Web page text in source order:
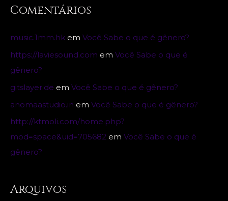
Comentários
music.1mm.hk em Você Sabe o que é gênero?
https://laviesound.com em Você Sabe o que é
gênero?
gitslayer.de em Você Sabe o que é gênero?
anomaastudio.in em Você Sabe o que é gênero?
http://ktmoli.com/home.php?
mod=space&uid=705682 em Você Sabe o que é
gênero?
Arquivos